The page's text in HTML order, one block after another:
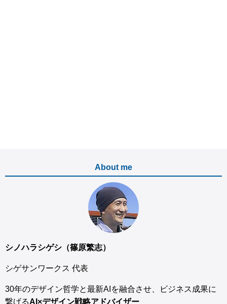
About me
シノハラシゲシ（篠原繁志）
シゲサンワークス 代表
30年のデザイン哲学と最新AIを融合させ、ビジネス成果に
繋げるAI×デザイン戦略アドバイザー